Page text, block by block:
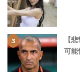
【
可能